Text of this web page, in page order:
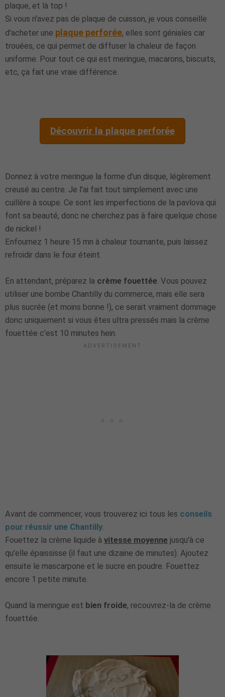
plaque, et là top !
Si vous n'avez pas de plaque de cuisson, je vous conseille
d'acheter une plaque perforée, elles sont géniales car
trouées, ce qui permet de diffuser la chaleur de façon
uniforme. Pour tout ce qui est meringue, macarons, biscuits,
etc, ça fait une vraie différence.
Découvrir la plaque perforée
Donnez à votre meringue la forme d'un disque, légèrement
creusé au centre. Je l'ai fait tout simplement avec une
cuillère à soupe. Ce sont les imperfections de la pavlova qui
font sa beauté, donc ne cherchez pas à faire quelque chose
de nickel !
Enfournez 1 heure 15 mn à chaleur tournante, puis laissez
refroidir dans le four éteint.
En attendant, préparez la crème fouettée. Vous pouvez
utiliser une bombe Chantilly du commerce, mais elle sera
plus sucrée (et moins bonne !), ce serait vraiment dommage
donc uniquement si vous êtes ultra pressés mais la crème
fouettée c'est 10 minutes hein.
Avant de commencer, vous trouverez ici tous les conseils
pour réussir une Chantilly.
Fouettez la crème liquide à vitesse moyenne jusqu'à ce
qu'elle épaississe (il faut une dizaine de minutes). Ajoutez
ensuite le mascarpone et le sucre en poudre. Fouettez
encore 1 petite minute.
Quand la meringue est bien froide, recouvrez-la de crème
fouettée.